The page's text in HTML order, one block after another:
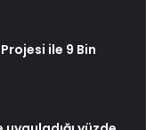
ile 9 Bin